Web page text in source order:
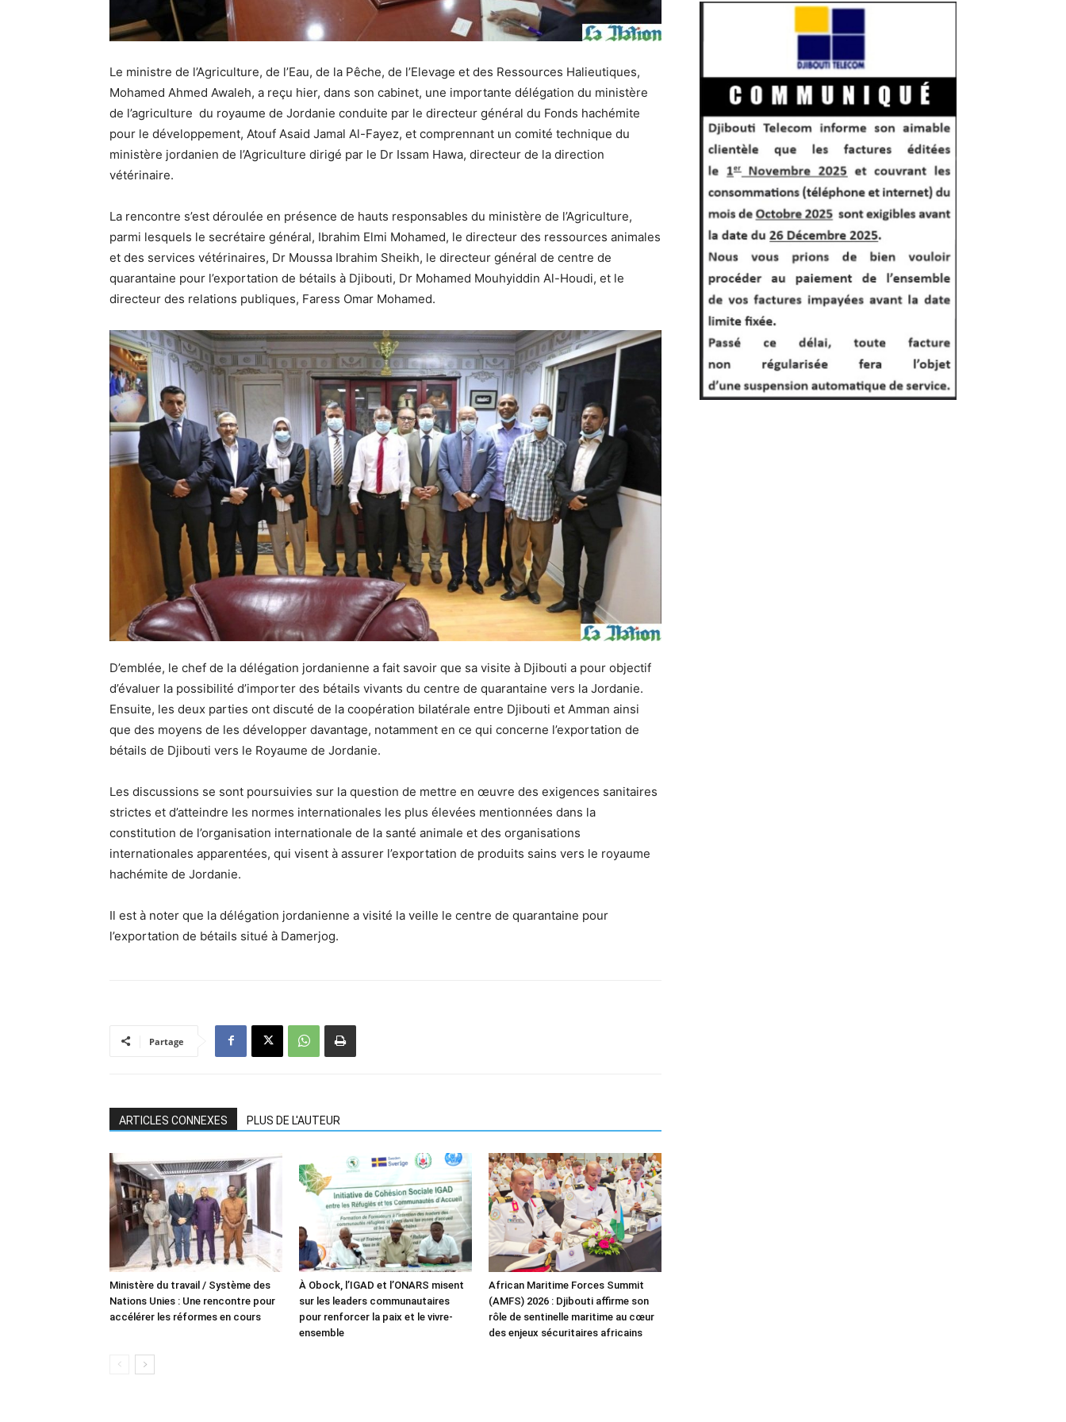
Le ministre de l’Agriculture, de l’Eau, de la Pêche, de l’Elevage et des Ressources Halieutiques,
Mohamed Ahmed Awaleh, a reçu hier, dans son cabinet, une importante délégation du ministère
de l’agriculture du royaume de Jordanie conduite par le directeur général du Fonds hachémite
pour le développement, Atouf Asaid Jamal Al-Fayez, et comprennant un comité technique du
ministère jordanien de l’Agriculture dirigé par le Dr Issam Hawa, directeur de la direction
vétérinaire.
La rencontre s’est déroulée en présence de hauts responsables du ministère de l’Agriculture,
parmi lesquels le secrétaire général, Ibrahim Elmi Mohamed, le directeur des ressources animales
et des services vétérinaires, Dr Moussa Ibrahim Sheikh, le directeur général de centre de
quarantaine pour l’exportation de bétails à Djibouti, Dr Mohamed Mouhyiddin Al-Houdi, et le
directeur des relations publiques, Faress Omar Mohamed.
D’emblée, le chef de la délégation jordanienne a fait savoir que sa visite à Djibouti a pour objectif
d’évaluer la possibilité d’importer des bétails vivants du centre de quarantaine vers la Jordanie.
Ensuite, les deux parties ont discuté de la coopération bilatérale entre Djibouti et Amman ainsi
que des moyens de les développer davantage, notamment en ce qui concerne l’exportation de
bétails de Djibouti vers le Royaume de Jordanie.
Les discussions se sont poursuivies sur la question de mettre en œuvre des exigences sanitaires
strictes et d’atteindre les normes internationales les plus élevées mentionnées dans la
constitution de l’organisation internationale de la santé animale et des organisations
internationales apparentées, qui visent à assurer l’exportation de produits sains vers le royaume
hachémite de Jordanie.
Il est à noter que la délégation jordanienne a visité la veille le centre de quarantaine pour
l’exportation de bétails situé à Damerjog.
Partage
ARTICLES CONNEXES PLUS DE L'AUTEUR
Ministère du travail / Système des
Nations Unies : Une rencontre pour
accélérer les réformes en cours
À Obock, l’IGAD et l’ONARS misent
sur les leaders communautaires
pour renforcer la paix et le vivre-
ensemble
African Maritime Forces Summit
(AMFS) 2026 : Djibouti affirme son
rôle de sentinelle maritime au cœur
des enjeux sécuritaires africains